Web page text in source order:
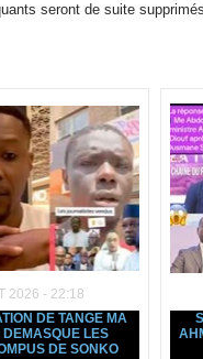
seront de suite supprimés
2026 - 22:18
DE TANGE MA
DEMASQUE LES
DE SONKO